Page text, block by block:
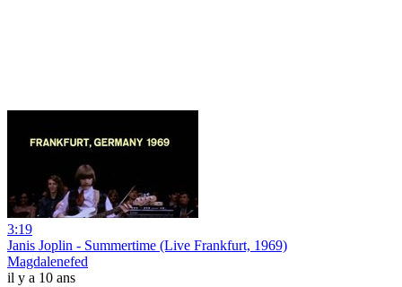
3:19
Janis Joplin - Summertime (Live Frankfurt, 1969)
Magdalenefed
il y a 10 ans